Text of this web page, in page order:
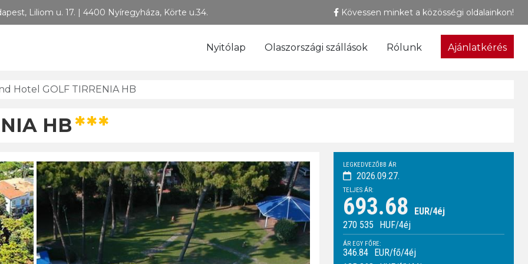
Iroda
Liliom u. 17. | 4400 Nyíregyháza, Körte u.34. Kövessen minket a közösségi oldalainkon!
Nyitólap
Olaszországi szállások Rólunk Ajánlatkérés
Hotel GOLF TIRRENIA HB
HB***
LEGKEDVEZŐBB ÁR
2026.09.27.
TELJES ÁR:
693.68
EUR/4éj
270 535
HUF/4éj
ÁR EGY FŐRE:
346.84 EUR/fő/4éj